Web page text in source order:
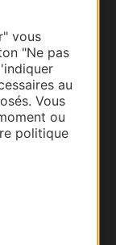
vous
"Ne pas
au
Vous
ou
politique